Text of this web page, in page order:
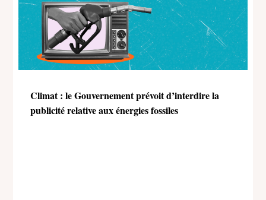
Climat : le Gouvernement prévoit d’interdire la
publicité relative aux énergies fossiles